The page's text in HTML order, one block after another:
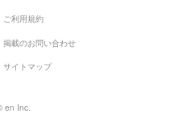
ご利用規約
掲載のお問い合わせ
サイトマップ
en Inc.